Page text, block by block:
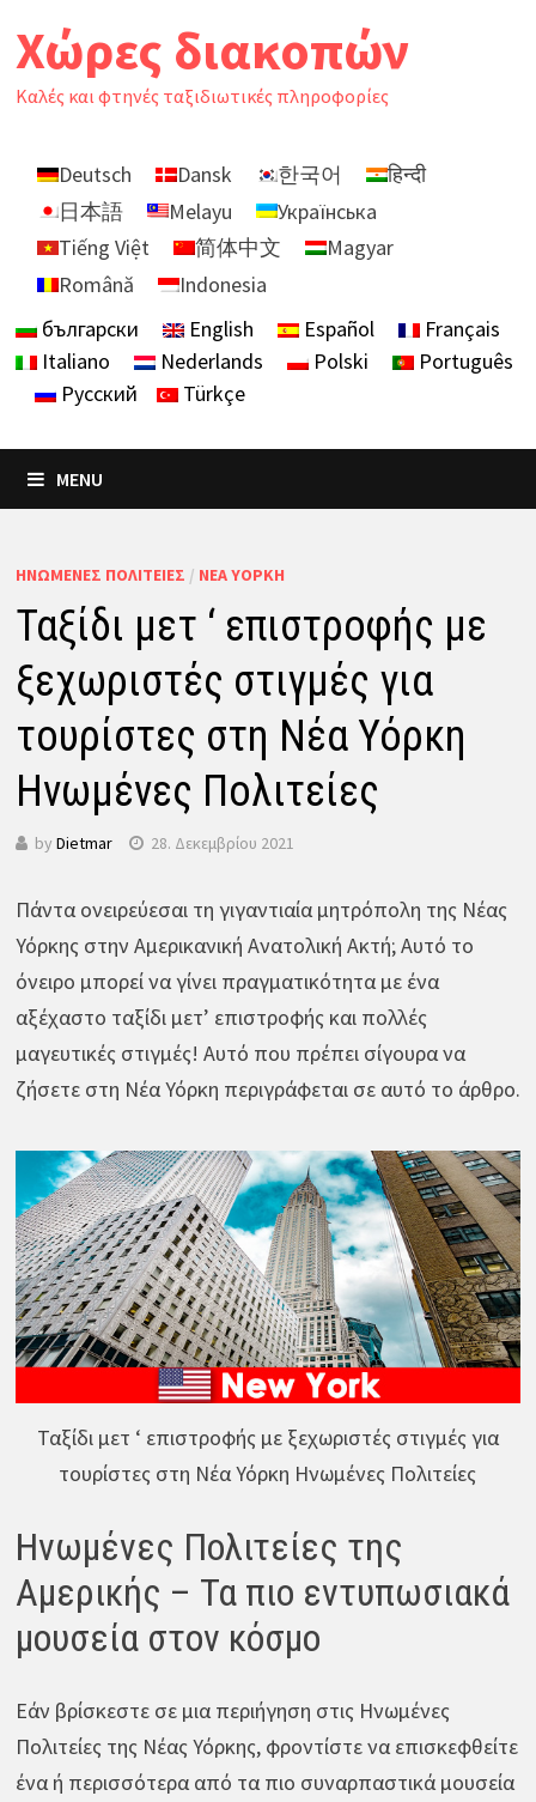
toΧώρες διακοπών
Καλές και φτηνές ταξιδιωτικές πληροφορίες
Deutsch Dansk 한국어
हिन्दी
日本語
Melayu
Українська
Tiếng Việt
简体中文
Magyar
Română
Indonesia
български
English Español
Français
Italiano
Nederlands Polski
Português
Русский
Türkçe
MENU
ΗΝΩΜΈΝΕΣ ΠΟΛΙΤΕΊΕΣ / ΝΈΑ ΥΌΡΚΗ
Ταξίδι μετ ‘ επιστροφής με
ξεχωριστές στιγμές για
τουρίστες στη Νέα Υόρκη
Ηνωμένες Πολιτείες
by Dietmar 28. Δεκεμβρίου 2021
Πάντα ονειρεύεσαι τη γιγαντιαία μητρόπολη της Νέας
Υόρκης στην Αμερικανική Ανατολική Ακτή; Αυτό το
όνειρο μπορεί να γίνει πραγματικότητα με ένα
αξέχαστο ταξίδι μετ’ επιστροφής και πολλές
μαγευτικές στιγμές! Αυτό που πρέπει σίγουρα να
ζήσετε στη Νέα Υόρκη περιγράφεται σε αυτό το άρθρο.
Ταξίδι μετ ‘ επιστροφής με ξεχωριστές στιγμές για
τουρίστες στη Νέα Υόρκη Ηνωμένες Πολιτείες
Ηνωμένες Πολιτείες της
Αμερικής – Τα πιο εντυπωσιακά
μουσεία στον κόσμο
Εάν βρίσκεστε σε μια περιήγηση στις Ηνωμένες
Πολιτείες της Νέας Υόρκης, φροντίστε να επισκεφθείτε
ένα ή περισσότερα από τα πιο συναρπαστικά μουσεία